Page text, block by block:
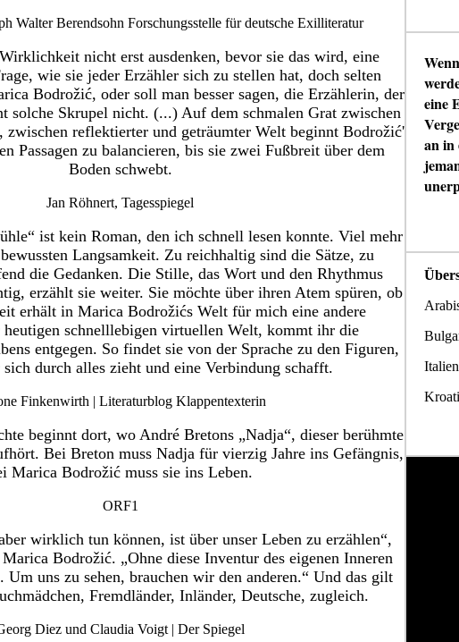
eine
an in
Walter Berendsohn Forschungsstelle für deutsche Exilliteratur
nicht erst ausdenken, bevor sie das wird, eine
wie sie jeder Erzähler sich zu stellen hat, doch selten
Bodrožić, oder soll man besser sagen, die Erzählerin, der
solche Skrupel nicht. (...) Auf dem schmalen Grat zwischen
zwischen reflektierter und geträumter Welt beginnt Bodrožić'
Passagen zu balancieren, bis sie zwei Fußbreit über dem
Boden schwebt.
Jan Röhnert, Tagesspiegel
ist kein Roman, den ich schnell lesen konnte. Viel mehr
Langsamkeit. Zu reichhaltig sind die Sätze, zu
die Gedanken. Die Stille, das Wort und den Rhythmus
erzählt sie weiter. Sie möchte über ihren Atem spüren, ob
erhält in Marica Bodrožićs Welt für mich eine andere
schnelllebigen virtuellen Welt, kommt ihr die
entgegen. So findet sie von der Sprache zu den Figuren,
sich durch alles zieht und eine Verbindung schafft.
Finkenwirth | Literaturblog Klappentexterin
beginnt dort, wo André Bretons „Nadja“, dieser berühmte
Bei Breton muss Nadja für vierzig Jahre ins Gefängnis,
Marica Bodrožić muss sie ins Leben.
ORF1
wirklich tun können, ist über unser Leben zu erzählen“,
Bodrožić. „Ohne diese Inventur des eigenen Inneren
uns zu sehen, brauchen wir den anderen.“ Und das gilt
Fremdländer, Inländer, Deutsche, zugleich.
Diez und Claudia Voigt | Der Spiegel